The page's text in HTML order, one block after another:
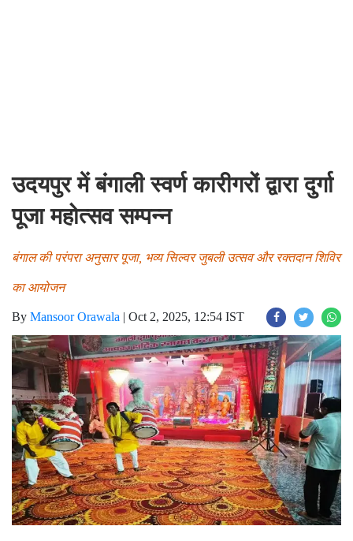
उदयपुर में बंगाली स्वर्ण कारीगरों द्वारा दुर्गा
पूजा महोत्सव सम्पन्न
बंगाल की परंपरा अनुसार पूजा, भव्य सिल्वर जुबली उत्सव और रक्तदान शिविर
का आयोजन
By Mansoor Orawala | Oct 2, 2025, 12:54 IST